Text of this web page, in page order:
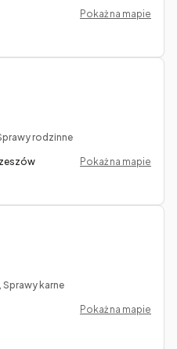
Pokaż na mapie
rodzinne
Pokaż na mapie
karne
Pokaż na mapie